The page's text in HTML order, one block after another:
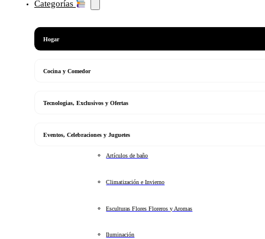
Categorías
Hogar
Cocina y Comedor
Tecnologias, Exclusivos y Ofertas
Eventos, Celebraciones y Juguetes
Artículos de baño
Climatización e Invierno
Esculturas Flores Floreros y Aromas
Iluminación